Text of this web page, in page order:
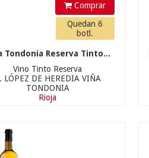
Comprar
Quedan 6
botl.
Tondonia Reserva Tinto...
Vino Tinto Reserva
LÓPEZ DE HEREDIA VIÑA
TONDONIA
Rioja
€
225.00 €